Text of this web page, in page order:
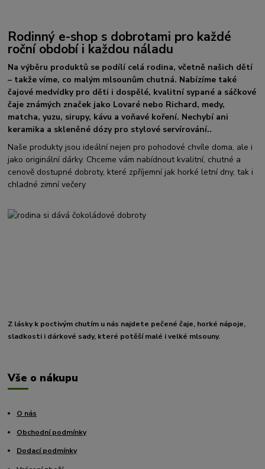
Rodinný e-shop s dobrotami pro každé
roční období i každou náladu
Na výběru produktů se podílí celá rodina, včetně našich dětí
– takže víme, co malým mlsounům chutná. Nabízíme také
čajové medvídky pro děti i dospělé, kvalitní sypané a sáčkové
čaje známých značek jako Lovaré nebo Richard, medy,
matcha, yuzu, sirupy, kávu a voňavé koření. Nechybí ani
keramika a skleněné dózy pro stylové servírování..
Naše produkty jsou ideální nejen pro pohodové chvíle doma, ale i
jako originální dárky. Chceme vám nabídnout kvalitní, chutné a
cenově dostupné dobroty, které zpříjemní jak horké letní dny, tak i
chladné zimní večery
Z lásky k poctivým chutím u nás najdete pečené čaje, horké nápoje,
sladkosti i dárkové sady, které potěší malé i velké mlsouny.
Vše o nákupu
O nás
Obchodní podmínky
Dodací podmínky